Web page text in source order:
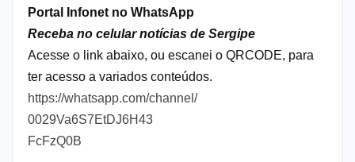
Portal Infonet no WhatsApp
Receba no celular notícias de Sergipe
Acesse o link abaixo, ou escanei o QRCODE, para
ter acesso a variados conteúdos.
https://whatsapp.com/channel/
0029Va6S7EtDJ6H43
FcFzQ0B